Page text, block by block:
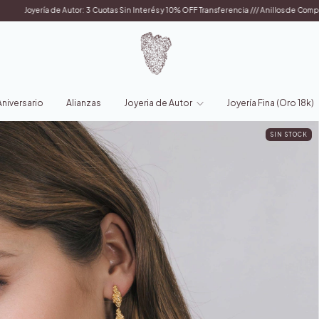
Cuotas Sin Interés y 10% OFF Transferencia /// Anillos de Compromiso, Alianzas y
Alianzas Joyeria de Autor Joyería Fina (Oro 18k)
SIN STOCK